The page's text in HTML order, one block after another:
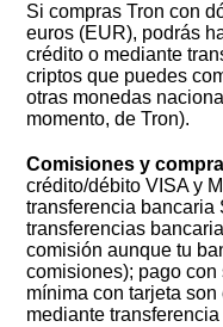
Si compras Tron con
euros (EUR), podrás
crédito o mediante
criptos que puedes
otras monedas
momento, de Tron).
Comisiones y
crédito/débito VISA y
transferencia bancaria
transferencias
comisión aunque tu
comisiones); pago
mínima con tarjeta
mediante